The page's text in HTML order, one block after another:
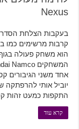
Nexus
הוא משחק פעולה
אחד משני הגיבורים
יוביל אותי להרפתקה
התקפות כמעט זהות
קרא עוד